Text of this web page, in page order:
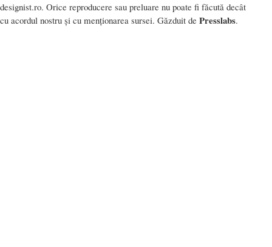
designist.ro. Orice reproducere sau preluare nu poate fi făcută decât
cu acordul nostru și cu menționarea sursei. Găzduit de Presslabs.